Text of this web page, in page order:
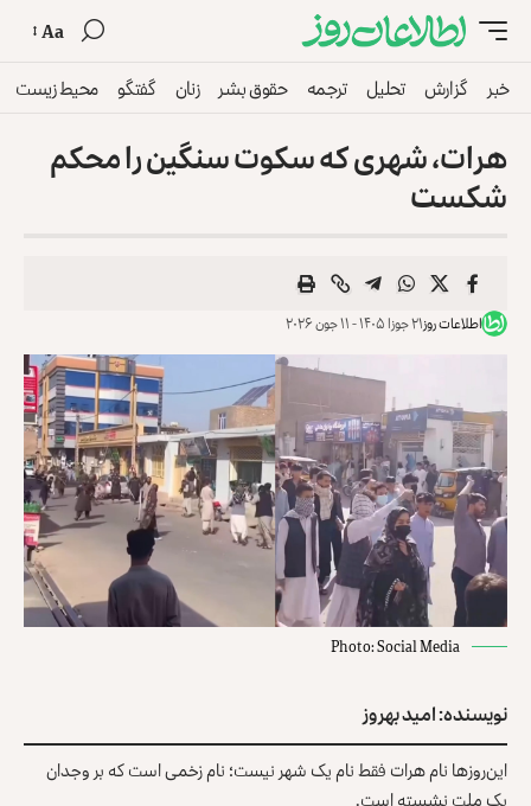
Aa
خبر گزارش تحلیل ترجمه حقوق بشر زنان گفتگو محیط زیست
هرات، شهری‌ که سکوت سنگین‌ را محکم
شکست
اطلاعات روز۲۱ جوزا ۱۴۰۵ - ۱۱ جون ۲۰۲۶
Photo: Social Media
نویسنده: امید بهروز
این‌روزها نام هرات فقط نام یک شهر نیست؛ نام زخمی است که بر وجدان
یک ملت نشسته‌ است.